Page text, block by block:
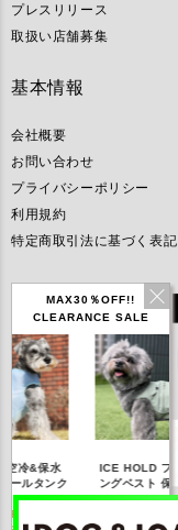
MAX30％OFF!!
CLEARANCE SALE
ク
ICE HOLD フィッシ
ングベスト 保冷剤付
プレスリリース
取扱い店舗募集
基本情報
会社概要
お問い合わせ
プライバシーポリシー
利用規約
特定商取引法に基づく表記